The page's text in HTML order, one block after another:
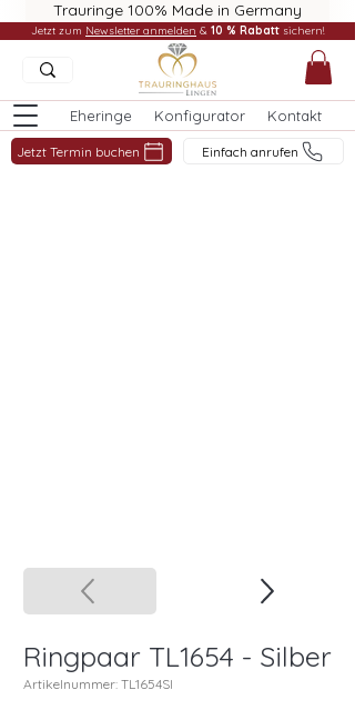
Trauringe 100% Made in Germany
Eheringe Konfigurator Kontakt
Jetzt Termin buchen Einfach anrufen
Jetzt zum Newsletter anmelden & 10 % Rabatt sichern!
Ringpaar TL1654 - Silber
Artikelnummer: TL1654SI